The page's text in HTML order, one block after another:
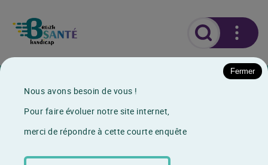
Actualités
Annuaire de l'accessibilité
des cabinets
Fermer
Nous avons besoin de vous !
Pour faire évoluer notre site internet,
merci de répondre à cette courte enquête